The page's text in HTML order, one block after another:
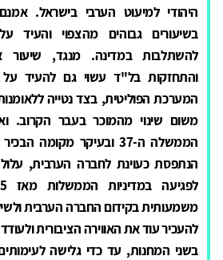
היהודי למיעוט הערבי בישראל.
בשיעורים גבוהים מהצפוי והעיד
להשתלבות במדינה. מנגד,
והתחזקות בל"ד עשוי גם להעיד על
המערכת הפוליטית, בצד נטייה
משום שינוי מהמוכר בעבר הקרוב.
הממשלה ה-37 ובעיקר
הנתפסת כעוינת לחברה הערבית,
משמעותית בקידום החברה הערבית
להעכיר עוד את האווירה הציבורית ולעודד
בשני המחנות, עד כדי גלישה